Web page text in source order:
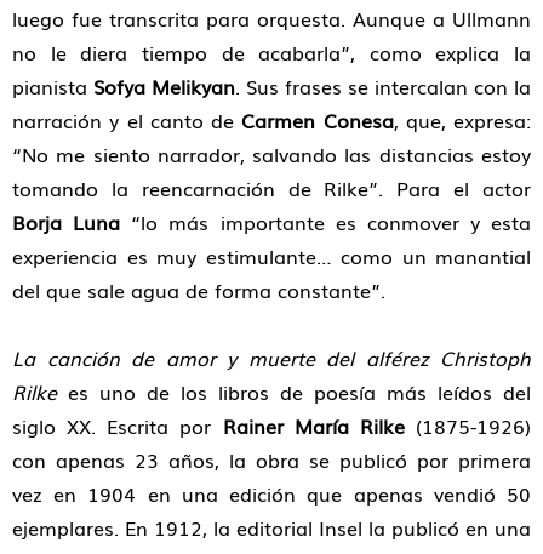
luego fue transcrita para orquesta. Aunque a Ullmann
no le diera tiempo de acabarla”, como explica la
pianista Sofya Melikyan. Sus frases se intercalan con la
narración y el canto deCarmen Conesa, que, expresa:
“No me siento narrador, salvando las distancias estoy
tomando la reencarnación de Rilke”. Para el actor
Borja Luna “lo más importante es conmover y esta
experiencia es muy estimulante… como un manantial
del que sale agua de forma constante”.
La canción de amor y muerte del alférez Christoph
Rilkees uno de los libros de poesía más leídos del
siglo XX. Escrita por Rainer María Rilke(1875-1926)
con apenas 23 años, la obra se publicó por primera
vez en 1904 en una edición que apenas vendió 50
ejemplares. En 1912, la editorial Insel la publicó en una